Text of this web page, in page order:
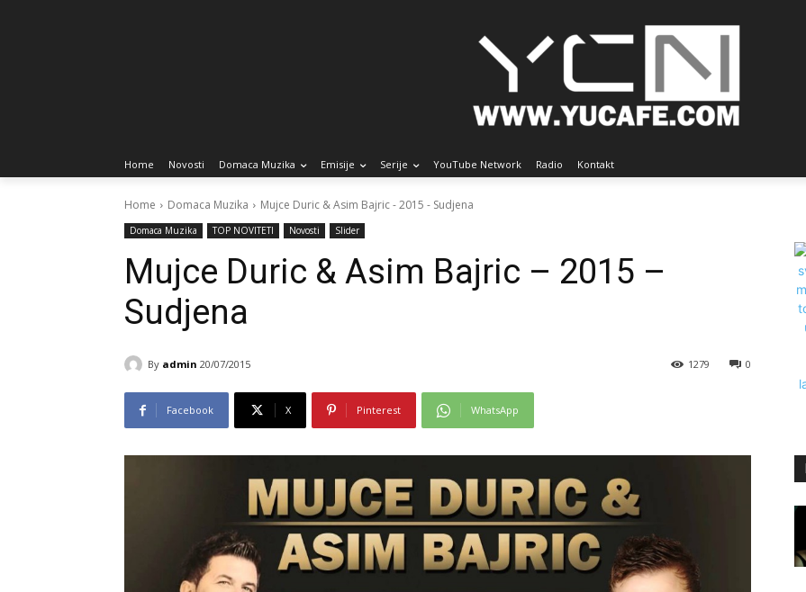
Home Novosti Domaca Muzika Emisije Serije YouTube Network Radio Kontakt
Home Domaca Muzika Mujce Duric & Asim Bajric - 2015 - Sudjena
Domaca Muzika TOP NOVITETI Novosti Slider
Mujce Duric & Asim Bajric – 2015 –
Sudjena
By admin 20/07/2015 0
1279
Facebook X Pinterest WhatsApp